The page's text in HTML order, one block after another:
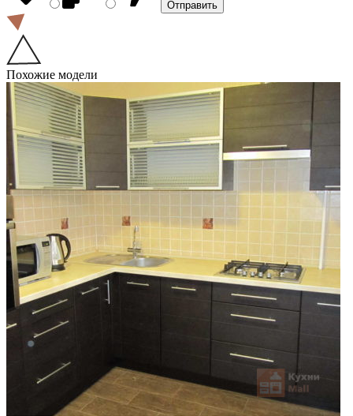
Похожие модели